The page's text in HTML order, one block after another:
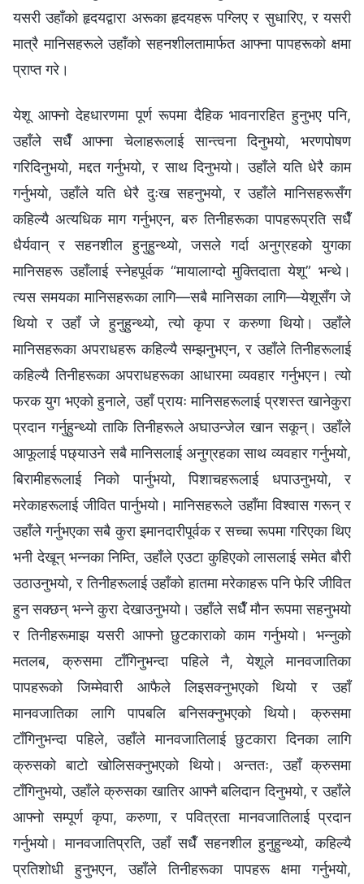
यसरी उहाँको हृदयद्वारा अरूका हृदयहरू पग्लिए र सुधारिए, र यसरी
मात्रै मानिसहरूले उहाँको सहनशीलतामार्फत आफ्ना पापहरूको क्षमा
प्राप्त गरे।
येशू आफ्नो देहधारणमा पूर्ण रूपमा दैहिक भावनारहित हुनुभए पनि,
उहाँले सधैँ आफ्ना चेलाहरूलाई सान्त्वना दिनुभयो, भरणपोषण
गरिदिनुभयो, मद्दत गर्नुभयो, र साथ दिनुभयो। उहाँले यति धेरै काम
गर्नुभयो, उहाँले यति धेरै दुःख सहनुभयो, र उहाँले मानिसहरूसँग
कहिल्यै अत्यधिक माग गर्नुभएन, बरु तिनीहरूका पापहरूप्रति सधैँ
धैर्यवान् र सहनशील हुनुहुन्थ्यो, जसले गर्दा अनुग्रहको युगका
मानिसहरू उहाँलाई स्नेहपूर्वक “मायालाग्दो मुक्तिदाता येशू” भन्थे।
त्यस समयका मानिसहरूका लागि—सबै मानिसका लागि—येशूसँग जे
थियो र उहाँ जे हुनुहुन्थ्यो, त्यो कृपा र करुणा थियो। उहाँले
मानिसहरूका अपराधहरू कहिल्यै सम्झनुभएन, र उहाँले तिनीहरूलाई
कहिल्यै तिनीहरूका अपराधहरूका आधारमा व्यवहार गर्नुभएन। त्यो
फरक युग भएको हुनाले, उहाँ प्रायः मानिसहरूलाई प्रशस्त खानेकुरा
प्रदान गर्नुहुन्थ्यो ताकि तिनीहरूले अघाउन्जेल खान सकून्। उहाँले
आफूलाई पछ्याउने सबै मानिसलाई अनुग्रहका साथ व्यवहार गर्नुभयो,
बिरामीहरूलाई निको पार्नुभयो, पिशाचहरूलाई धपाउनुभयो, र
मरेकाहरूलाई जीवित पार्नुभयो। मानिसहरूले उहाँमा विश्‍वास गरून् र
उहाँले गर्नुभएका सबै कुरा इमानदारीपूर्वक र सच्चा रूपमा गरिएका थिए
भनी देखून् भन्नका निम्ति, उहाँले एउटा कुहिएको लासलाई समेत बौरी
उठाउनुभयो, र तिनीहरूलाई उहाँको हातमा मरेकाहरू पनि फेरि जीवित
हुन सक्छन् भन्ने कुरा देखाउनुभयो। उहाँले सधैँ मौन रूपमा सहनुभयो
र तिनीहरूमाझ यसरी आफ्नो छुटकाराको काम गर्नुभयो। भन्नुको
मतलब, क्रुसमा टाँगिनुभन्दा पहिले नै, येशूले मानवजातिका
पापहरूको जिम्मेवारी आफैले लिइसक्नुभएको थियो र उहाँ
मानवजातिका लागि पापबलि बनिसक्नुभएको थियो। क्रुसमा
टाँगिनुभन्दा पहिले, उहाँले मानवजातिलाई छुटकारा दिनका लागि
क्रुसको बाटो खोलिसक्नुभएको थियो। अन्ततः, उहाँ क्रुसमा
टाँगिनुभयो, उहाँले क्रुसका खातिर आफ्नै बलिदान दिनुभयो, र उहाँले
आफ्नो सम्पूर्ण कृपा, करुणा, र पवित्रता मानवजातिलाई प्रदान
गर्नुभयो। मानवजातिप्रति, उहाँ सधैँ सहनशील हुनुहुन्थ्यो, कहिल्यै
प्रतिशोधी हुनुभएन, उहाँले तिनीहरूका पापहरू क्षमा गर्नुभयो,